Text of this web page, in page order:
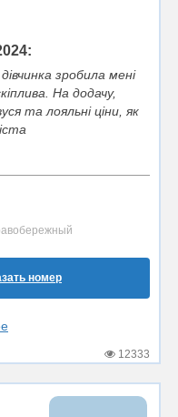
зробила мені
На додачу,
та лояльні ціни, як
номер
12333